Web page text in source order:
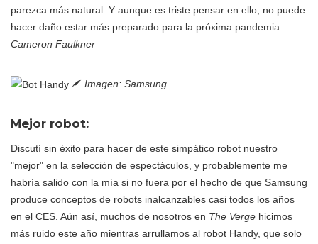
parezca más natural. Y aunque es triste pensar en ello, no puede
hacer daño estar más preparado para la próxima pandemia. —
Cameron Faulkner
Imagen: Samsung
Mejor robot:
Discutí sin éxito para hacer de este simpático robot nuestro
"mejor" en la selección de espectáculos, y probablemente me
habría salido con la mía si no fuera por el hecho de que Samsung
produce conceptos de robots inalcanzables casi todos los años
en el CES. Aún así, muchos de nosotros en The Verge hicimos
más ruido este año mientras arrullamos al robot Handy, que solo